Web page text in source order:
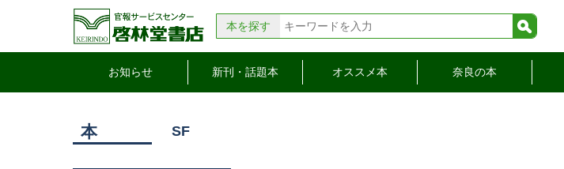
本を探す
お知らせ 新刊・話題本 オススメ本 奈良の本
本 SF